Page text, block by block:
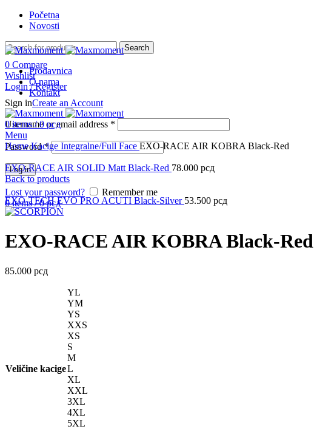
Početna
Novosti
Search
0 Compare
Wishlist
Login / Register
Sign inCreate an Account
Username or email address *
Password*
Log in
Lost your password?
Remember me
0items / 0рсд
Prodavnica
O nama
Kontakt
0items / 0рсд
Menu
Click to enlarge
HomeKacige Integralne/Full Face EXO-RACE AIR KOBRA Black-Red
EXO-RACE AIR SOLID Matt Black-Red 78.000 рсд
Back to products
EXO-TECH EVO PRO ACUTI Black-Silver 53.500 рсд
EXO-RACE AIR KOBRA Black-Red
85.000 рсд
Veličine kacige
YL
YM
YS
XXS
XS
S
M
L
XL
XXL
3XL
4XL
5XL